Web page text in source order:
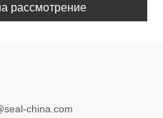
рассмотрение
china.com